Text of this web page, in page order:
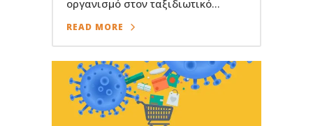
οργανισμό στον ταξιδιωτικό...
READ MORE